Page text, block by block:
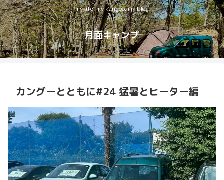
my life, my kangoo, my blog
月面キャンプ
カングーとともに#24 猛暑とヒーター編